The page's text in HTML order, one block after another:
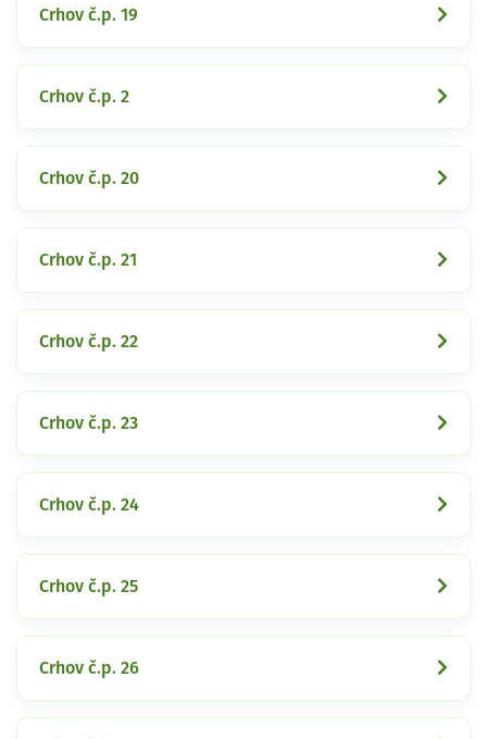
Crhov č.p. 19
Crhov č.p. 2
Crhov č.p. 20
Crhov č.p. 21
Crhov č.p. 22
Crhov č.p. 23
Crhov č.p. 24
Crhov č.p. 25
Crhov č.p. 26